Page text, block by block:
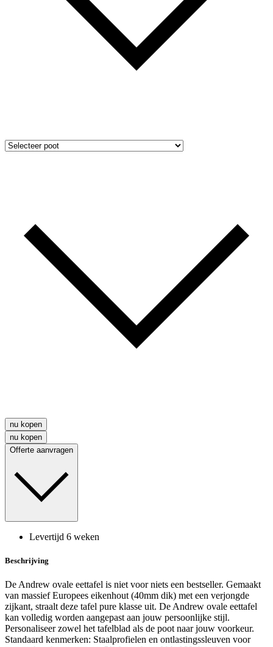
nu kopen
nu kopen
Offerte aanvragen
Levertijd 6 weken
Beschrijving
De Andrew ovale eettafel is niet voor niets een bestseller. Gemaakt
van massief Europees eikenhout (40mm dik) met een verjongde
zijkant, straalt deze tafel pure klasse uit. De Andrew ovale eettafel
kan volledig worden aangepast aan jouw persoonlijke stijl.
Personaliseer zowel het tafelblad als de poot naar jouw voorkeur.
Standaard kenmerken: Staalprofielen en ontlastingssleuven voor